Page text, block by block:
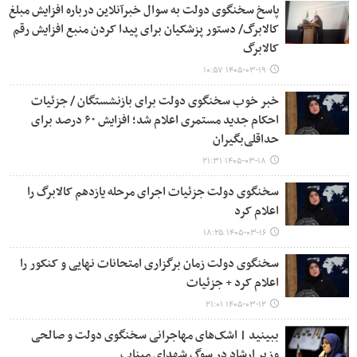
پاسخ سخنگوی دولت به سوال خبرآنلاین درباره افزایش مبلغ
کالابرگ/ دستور پزشکیان برای پیدا کردن منبع افزایش رقم
کالابرگ
۱۴۰۵-۰۳-۱۹ ۱۰:۵۷
خبر خوب سخنگوی دولت برای بازنشستگان / جزئیات
احکام جدید مستمری اعلام شد؛ افزایش ۶۰ درصد برای
حداقلی‌بگیران
۱۴۰۵-۰۳-۱۸ ۲۱:۳۱
سخنگوی دولت جزئیات اجرای مرحله یازدهم کالابرگ را
اعلام کرد
۱۴۰۵-۰۳-۱۶ ۱۸:۲۵
سخنگوی دولت زمان برگزاری امتحانات نهایی و کنکور را
اعلام کرد + جزئیات
۱۴۰۵-۰۳-۱۲ ۲۱:۰۱
ببینید | اشک‌های مهاجرانی سخنگوی دولت و صالحی